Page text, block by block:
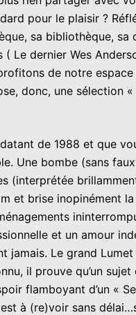
pour le plaisir ?
sa bibliothèque,
Le dernier Wes
de notre
donc, une
de 1988 et que
Une bombe (sans
(interprétée
et brise inopinément
et un amour
jamais. Le grand
il prouve qu’un
flamboyant d’un «
à (re)voir sans